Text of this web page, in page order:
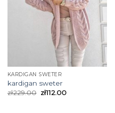
KARDIGAN SWETER
kardigan sweter
zł229.00 zł112.00